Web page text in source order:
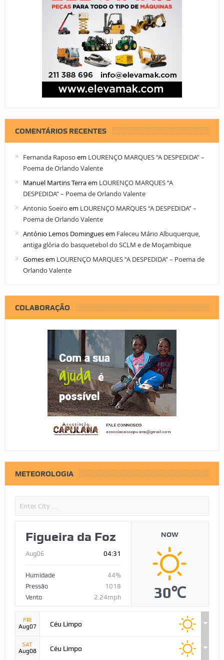
COMENTÁRIOS RECENTES
Fernanda Raposo em LOURENÇO MARQUES “A DESPEDIDA” –
Poema de Orlando Valente
Manuel Martins Terraem LOURENÇO MARQUES “A
DESPEDIDA” – Poema de Orlando Valente
Antonio Soeiro em LOURENÇO MARQUES “A DESPEDIDA” –
Poema de Orlando Valente
António Lemos Dominguesem Faleceu Mário Albuquerque,
antiga glória do basquetebol do SCLM e de Moçambique
Gomesem LOURENÇO MARQUES “A DESPEDIDA” – Poema de
Orlando Valente
COLABORAÇÃO
METEOROLOGIA
Figueira da Foz
Aug06 04:31
Humidade
44%
Pressão
1018
Vento
2.24mph
NOW
30℃
FRI
Aug07
Céu Limpo
SAT
Aug08
Céu Limpo